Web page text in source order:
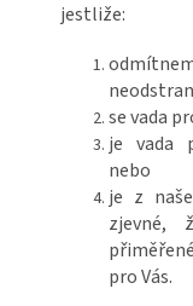
jestliže:
se vada
je vada
nebo
je z
zjevné,
pro Vás.